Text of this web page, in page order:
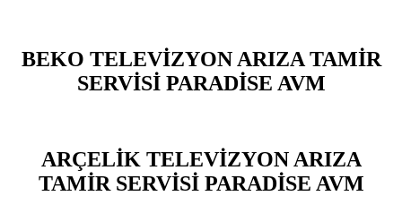
BEKO TELEVİZYON ARIZA TAMİR
SERVİSİ PARADİSE AVM
ARÇELİK TELEVİZYON ARIZA
TAMİR SERVİSİ PARADİSE AVM